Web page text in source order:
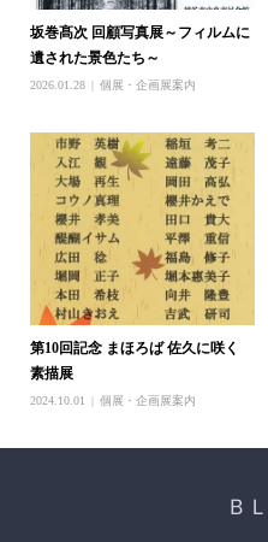
坂巻髙次 回顧写真展～フィルムに
遺された景色たち～
2026.01.28 個展・企画展案内
第10回記念 まほろば 佐久に咲く
素描展
2024.10.01 個展・企画展案内
Ｂ